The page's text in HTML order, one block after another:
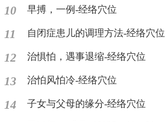
10 早搏，一例-经络穴位
11 自闭症患儿的调理方法-经络穴位
12 治惧怕，遇事退缩-经络穴位
13 治怕风怕冷-经络穴位
14 子女与父母的缘分-经络穴位